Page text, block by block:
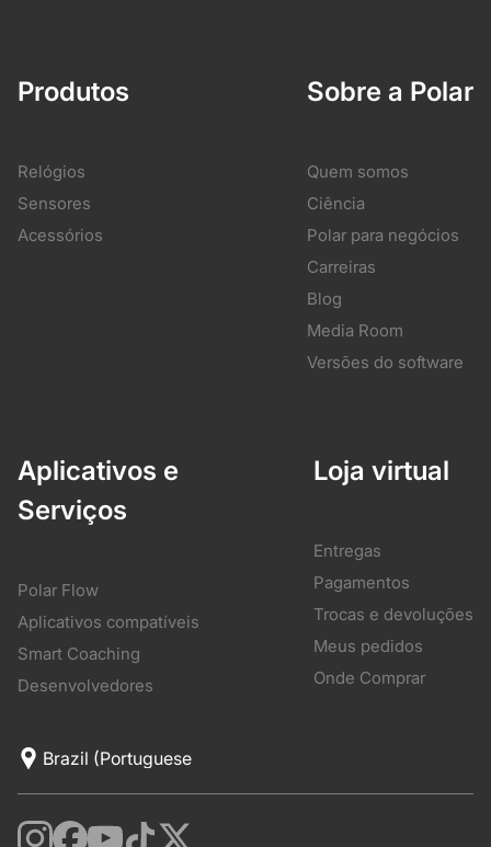
Produtos
Relógios
Sensores
Acessórios
Sobre a Polar
Quem somos
Ciência
Polar para negócios
Carreiras
Blog
Media Room
Versões do software
Aplicativos e
Serviços
Polar Flow
Aplicativos compatíveis
Smart Coaching
Desenvolvedores
Loja virtual
Entregas
Pagamentos
Trocas e devoluções
Meus pedidos
Onde Comprar